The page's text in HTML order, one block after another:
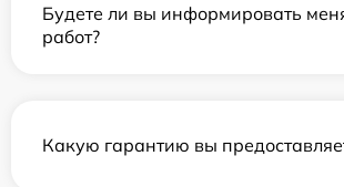
Будете ли вы информировать
работ?
Какую гарантию вы